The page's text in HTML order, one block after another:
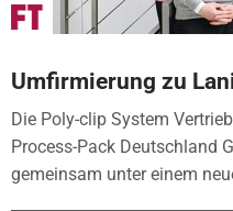
Umfirmierung zu
Die Poly-clip System
Process-Pack Deutschland
gemeinsam unter einem